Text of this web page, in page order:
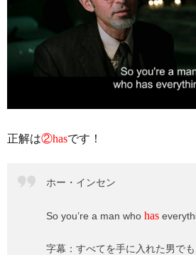
正解は②hasです！
ホー・インセン
So you’re a man who has
字幕：すべてを手に入れた男で